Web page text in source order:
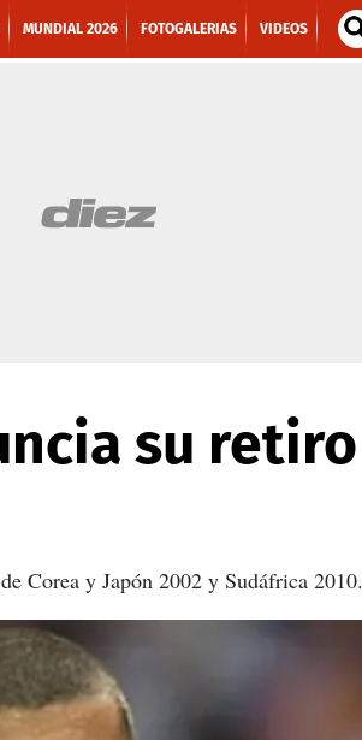
MUNDIAL 2026 FOTOGALERIAS VIDEOS
su
Corea y Japón 2002 y Sudáfrica 2010.